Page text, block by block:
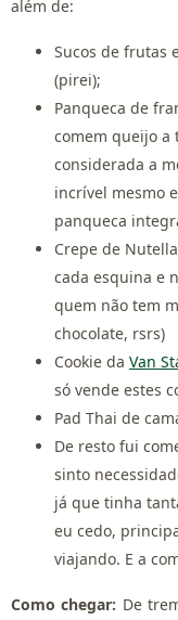
além de:
Sucos de frutas
(pirei);
Panqueca de
comem queijo a
considerada a
incrível mesmo
panqueca
Crepe de
cada esquina e
quem não tem
chocolate, rsrs)
Cookie da Van
só vende estes
Pad Thai de
De resto fui
sinto
já que tinha
eu cedo,
viajando. E a
Como chegar: De